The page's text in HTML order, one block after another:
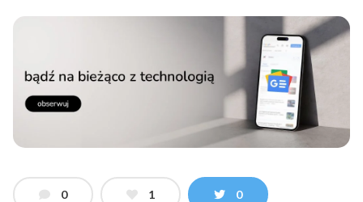
0 1 0